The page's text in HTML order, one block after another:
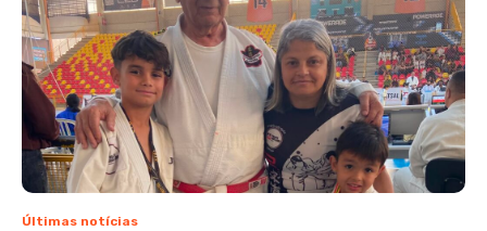
Últimas notícias